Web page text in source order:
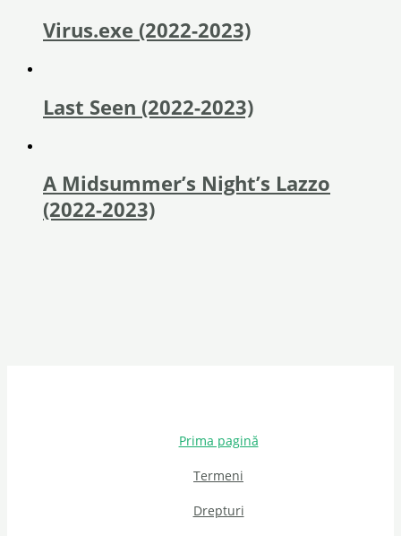
Virus.exe (2022-2023)
Last Seen (2022-2023)
A Midsummer’s Night’s Lazzo
(2022-2023)
Prima pagină
Termeni
Drepturi